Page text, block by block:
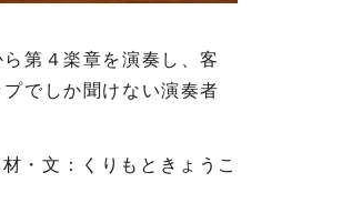
第４楽章を演奏し、客
でしか聞けない演奏者
・文：くりもときょうこ